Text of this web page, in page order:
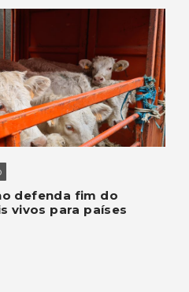
defenda fim do
vivos para países